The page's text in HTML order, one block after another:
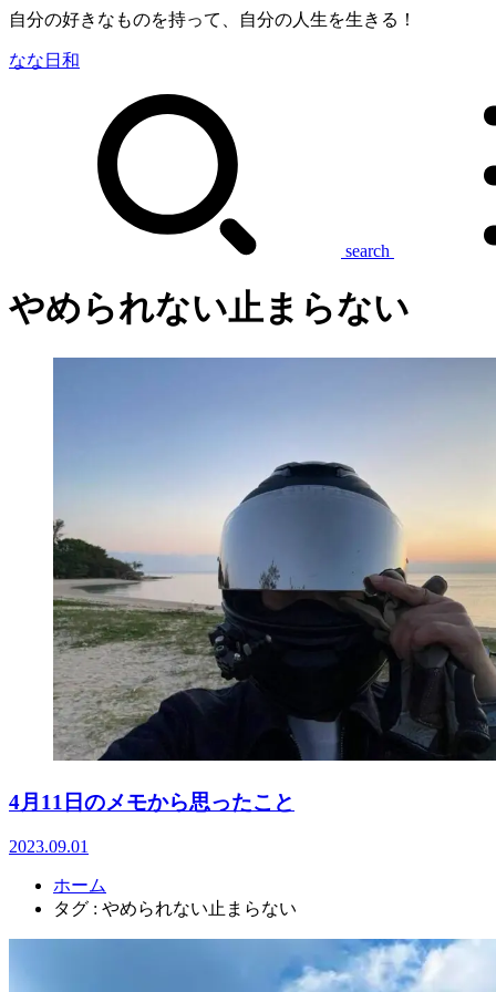
自分の好きなものを持って、自分の人生を生きる！
なな日和
search
やめられない止まらない
4月11日のメモから思ったこと
2023.09.01
ホーム
タグ : やめられない止まらない